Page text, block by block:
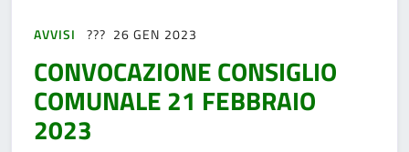
AVVISI 26 GEN 2023
CONVOCAZIONE CONSIGLIO
COMUNALE 21 FEBBRAIO
2023